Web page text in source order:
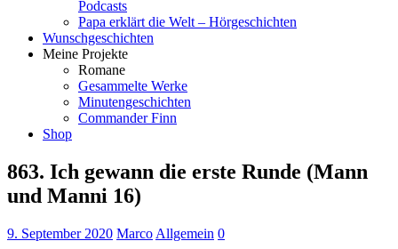
Podcasts
Papa erklärt die Welt – Hörgeschichten
Wunschgeschichten
Meine Projekte
Romane
Gesammelte Werke
Minutengeschichten
Commander Finn
Shop
863. Ich gewann die erste Runde (Mann
und Manni 16)
9. September 2020 Marco Allgemein 0